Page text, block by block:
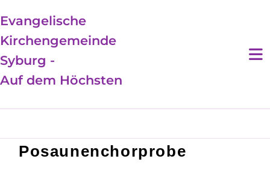
Evangelische
Kirchengemeinde
Syburg -
Auf dem Höchsten
Posaunenchorprobe